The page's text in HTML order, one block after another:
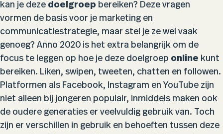
kan je deze doelgroep bereiken? Deze vragen
vormen de basis voor je marketing en
communicatiestrategie, maar stel je ze wel vaak
genoeg? Anno 2020 is het extra belangrijk om de
focus te leggen op hoe je deze doelgroep online kunt
bereiken. Liken, swipen, tweeten, chatten en followen.
Platformen als Facebook, Instagram en YouTube zijn
niet alleen bij jongeren populair, inmiddels maken ook
de oudere generaties er veelvuldig gebruik van. Toch
zijn er verschillen in gebruik en behoeften tussen deze